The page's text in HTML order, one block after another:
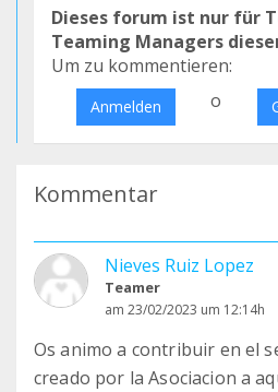
Dieses forum ist nur für
Teaming Managers
Um zu kommentieren:
Anmelden o
Kommentar
Nieves Ruiz Lopez
Teamer
am 23/02/2023 um 12:14h
Os animo a contribuir en el
creado por la Asociacion a